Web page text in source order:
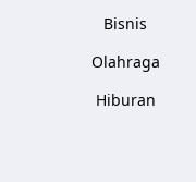
Bisnis
Olahraga
Hiburan